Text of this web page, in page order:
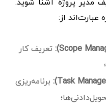
عبارت‌اند از:
تعریف کار
برنامه‌ریزی